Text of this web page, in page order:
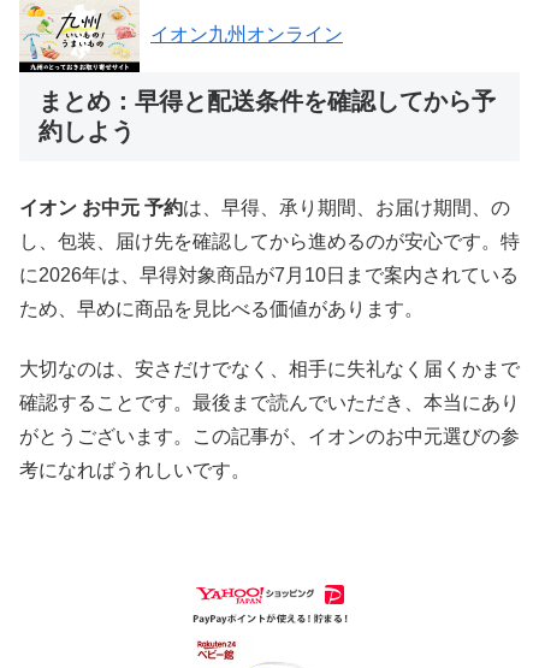
イオン九州オンライン
まとめ：早得と配送条件を確認してから予
約しよう
イオン お中元 予約は、早得、承り期間、お届け期間、の
し、包装、届け先を確認してから進めるのが安心です。特
に2026年は、早得対象商品が7月10日まで案内されている
ため、早めに商品を見比べる価値があります。
大切なのは、安さだけでなく、相手に失礼なく届くかまで
確認することです。最後まで読んでいただき、本当にあり
がとうございます。この記事が、イオンのお中元選びの参
考になればうれしいです。